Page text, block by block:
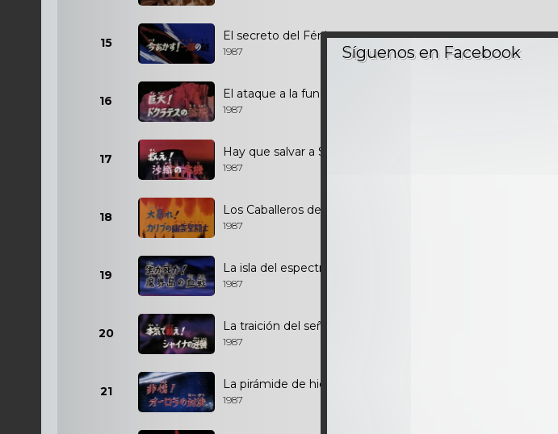
15 El secreto del Fénix
1987
16 El ataque a la fundación
1987
17 Hay que salvar a Saori
1987
18 Los Caballeros de los abismos
1987
19 La isla del espectro
1987
20 La traición del señor de los hielos
1987
21 La pirámide de hielo
1987